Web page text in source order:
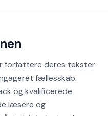
forfattere deres tekster
fællesskab.
og kvalificerede
læsere og